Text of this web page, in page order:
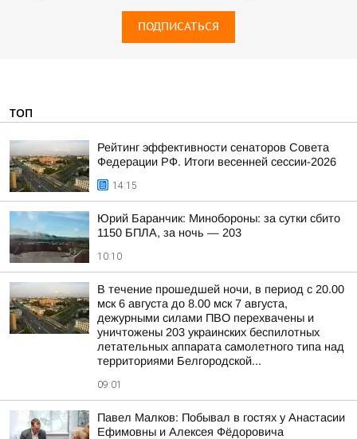
ПОДПИСАТЬСЯ
ТОП
Рейтинг эффективности сенаторов Совета
Федерации РФ. Итоги весенней сессии-2026
14:15
Юрий Баранчик: Минобороны: за сутки сбито
1150 БПЛА, за ночь — 203
10:10
В течение прошедшей ночи, в период с 20.00
мск 6 августа до 8.00 мск 7 августа,
дежурными силами ПВО перехвачены и
уничтожены 203 украинских беспилотных
летательных аппарата самолетного типа над
территориями Белгородской...
09:01
Павел Малков: Побывал в гостях у Анастасии
Ефимовны и Алексея Фёдоровича